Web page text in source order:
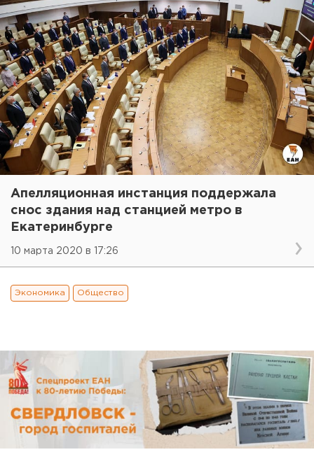
Апелляционная инстанция поддержала
снос здания над станцией метро в
Екатеринбурге
10 марта 2020 в 17:26
Экономика Общество